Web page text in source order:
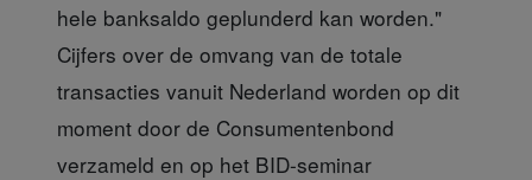
hele banksaldo geplunderd kan worden."
Cijfers over de omvang van de totale
transacties vanuit Nederland worden op dit
moment door de Consumentenbond
verzameld en op het BID-seminar